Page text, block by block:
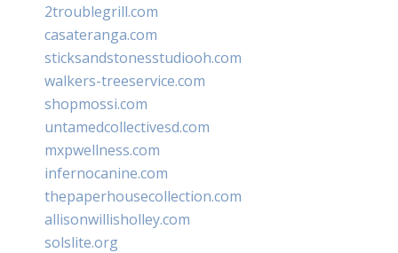
2troublegrill.com
casateranga.com
sticksandstonesstudiooh.com
walkers-treeservice.com
shopmossi.com
untamedcollectivesd.com
mxpwellness.com
infernocanine.com
thepaperhousecollection.com
allisonwillisholley.com
solslite.org